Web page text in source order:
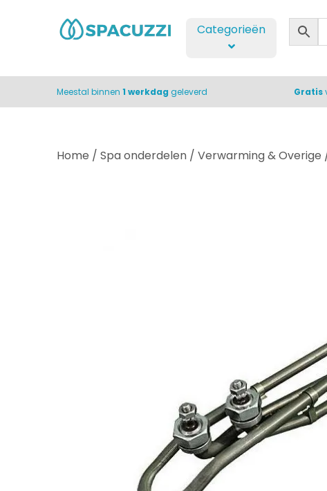
Categorieën
Meestal binnen 1 werkdag geleverd Gratis
Home / Spa onderdelen / Verwarming & Overige